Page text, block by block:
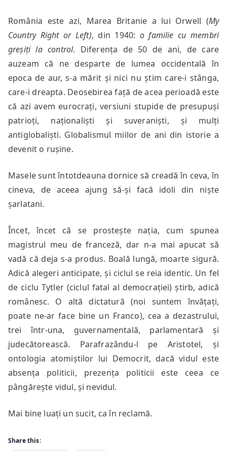
România este azi, Marea Britanie a lui Orwell (My
Country Right or Left), din 1940: o familie cu membri
greșiți la control. Diferența de 50 de ani, de care
auzeam că ne desparte de lumea occidentală în
epoca de aur, s-a mărit și nici nu știm care-i stânga,
care-i dreapta. Deosebirea față de acea perioadă este
că azi avem eurocrați, versiuni stupide de presupuși
patrioți, naționaliști și suveraniști, și mulți
antiglobaliști. Globalismul miilor de ani din istorie a
devenit o rușine.
Masele sunt întotdeauna dornice să creadă în ceva, în
cineva, de aceea ajung să-și facă idoli din niște
șarlatani.
Încet, încet că se prostește nația, cum spunea
magistrul meu de franceză, dar n-a mai apucat să
vadă că deja s-a produs. Boală lungă, moarte sigură.
Adică alegeri anticipate, și ciclul se reia identic. Un fel
de ciclu Tytler (ciclul fatal al democrației) știrb, adică
românesc. O altă dictatură (noi suntem învățați,
poate ne-ar face bine un Franco), cea a dezastrului,
trei într-una, guvernamentală, parlamentară și
judecătorească. Parafrazându-l pe Aristotel, și
ontologia atomiștilor lui Democrit, dacă vidul este
absența politicii, prezența politicii este ceea ce
pângărește vidul, și nevidul.
Mai bine luați un sucit, ca în reclamă.
Share this: